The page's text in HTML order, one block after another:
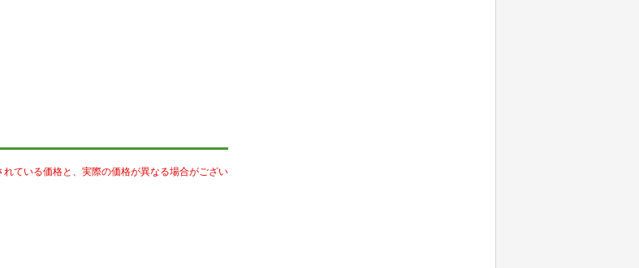
ている価格と、実際の価格が異なる場合がござい